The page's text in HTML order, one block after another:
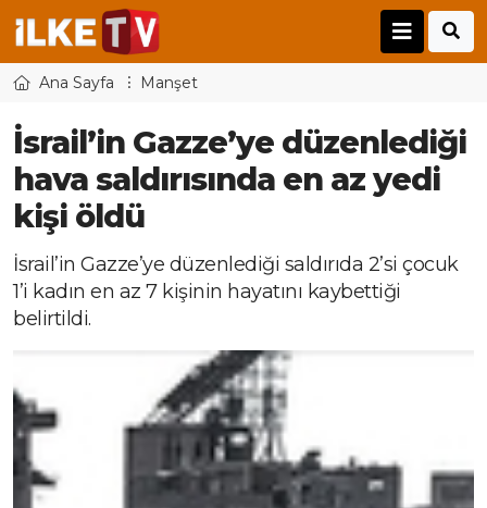
Ana Sayfa Manşet
İsrail’in Gazze’ye düzenlediği
hava saldırısında en az yedi
kişi öldü
İsrail’in Gazze’ye düzenlediği saldırıda 2’si çocuk
1’i kadın en az 7 kişinin hayatını kaybettiği
belirtildi.